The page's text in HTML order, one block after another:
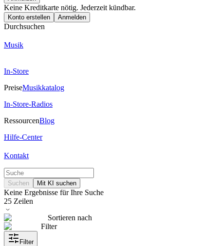
Keine Kreditkarte nötig. Jederzeit kündbar.
Konto erstellen Anmelden
Durchsuchen
Musik
In-Store
PreiseMusikkatalog
In-Store-Radios
RessourcenBlog
Hilfe-Center
Kontakt
Suchen Mit KI suchen
Keine Ergebnisse für Ihre Suche
25 Zeilen
Sortieren nach
Filter
Filter